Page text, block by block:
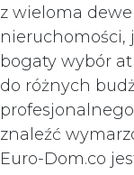
z wieloma
nieruchomości,
bogaty wybór
do różnych
znaleźć
Euro-Dom.co